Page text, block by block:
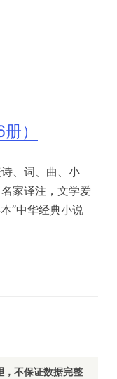
）
、词、曲、小
家译注，文学爱
“中华经典小说
，不保证数据完整